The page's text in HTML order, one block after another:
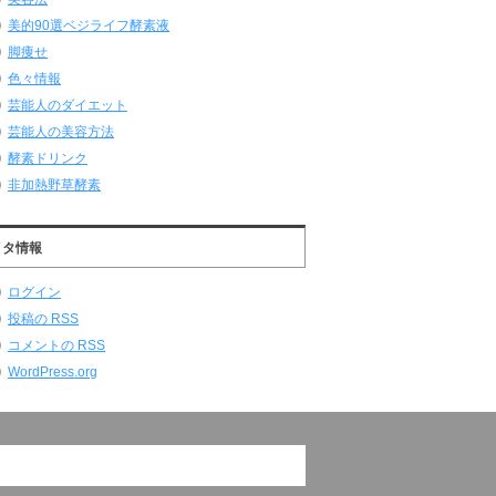
美的90選ベジライフ酵素液
脚痩せ
色々情報
芸能人のダイエット
芸能人の美容方法
酵素ドリンク
非加熱野草酵素
情報
ログイン
投稿の RSS
コメントの RSS
WordPress.org